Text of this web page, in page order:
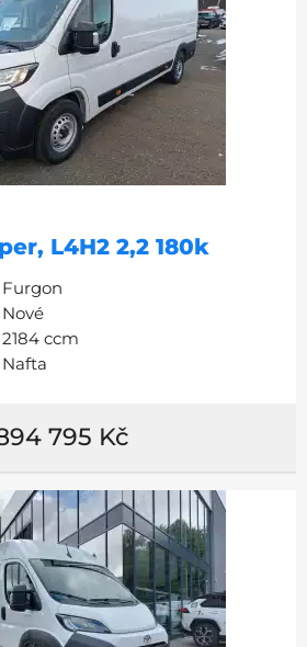
L4H2 2,2 180k
Furgon
Nové
2184 ccm
Nafta
795 Kč